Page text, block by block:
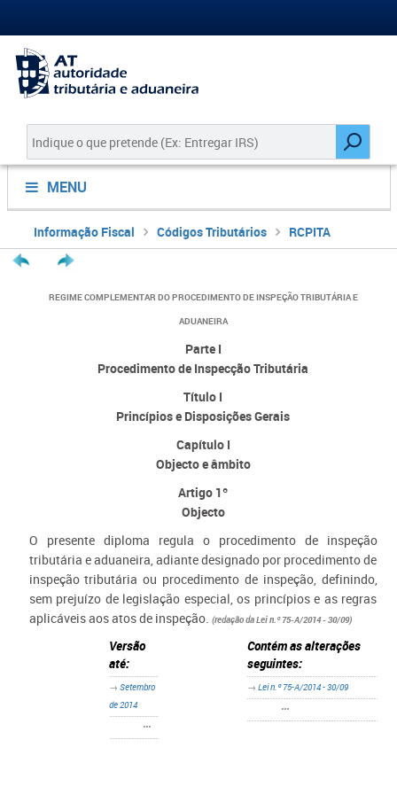
MENU
Informação Fiscal Códigos Tributários RCPITA
REGIME COMPLEMENTAR DO PROCEDIMENTO DE INSPEÇÃO TRIBUTÁRIA E
ADUANEIRA
Parte I
Procedimento de Inspecção Tributária
Título I
Princípios e Disposições Gerais
Capítulo I
Objecto e âmbito
Artigo 1º
Objecto
O presente diploma regula o procedimento de inspeção
tributária e aduaneira, adiante designado por procedimento de
inspeção tributária ou procedimento de inspeção, definindo,
sem prejuízo de legislação especial, os princípios e as regras
aplicáveis aos atos de inspeção. (redação da Lei n.º 75-A/2014 - 30/09)
Versão
até:
→ Setembro
de 2014
•••
Contém as alterações
seguintes:
→ Lei n.º 75-A/2014 - 30/09
•••